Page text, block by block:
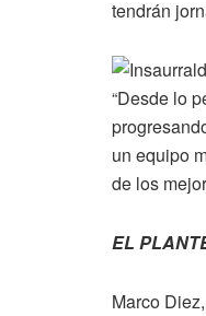
tendrán
“Desde lo
un equipo
de los
EL
Marco